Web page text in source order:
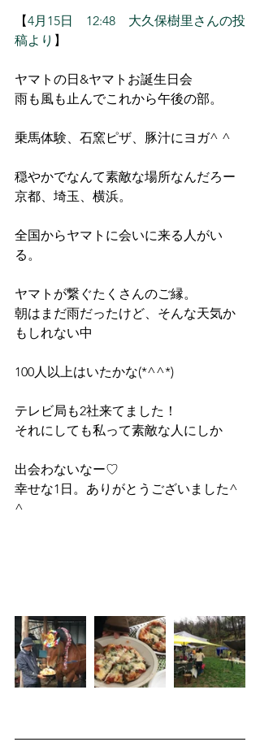
【4月15日　12:48　大久保樹里さんの投
稿より 】
ヤマトの日&ヤマトお誕生日会
雨も風も止んでこれから午後の部。
乗馬体験、石窯ピザ、豚汁にヨガ^ ^
穏やかでなんて素敵な場所なんだろー
京都、埼玉、横浜。
全国からヤマトに会いに来る人がい
る。
ヤマトが繋ぐたくさんのご縁。
朝はまだ雨だったけど、そんな天気か
もしれない中
100人以上はいたかな(*^^*)
テレビ局も2社来てました！
それにしても私って素敵な人にしか
出会わないなー♡
幸せな1日。ありがとうございました^
^